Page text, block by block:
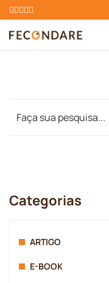
Categorias
ARTIGO
E-BOOK